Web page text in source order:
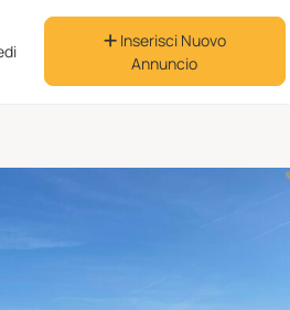
Inserisci Nuovo
Annuncio